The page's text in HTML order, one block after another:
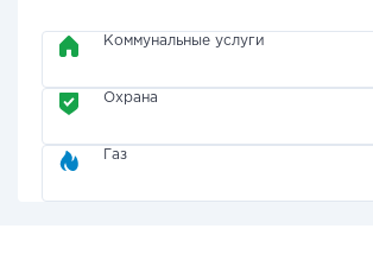
Коммунальные услуги
Охрана
Газ